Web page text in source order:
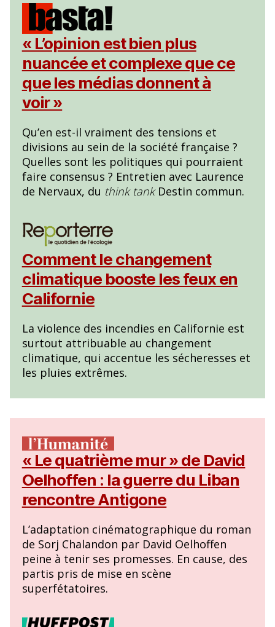
« L’opinion est bien plus
nuancée et complexe que ce
que les médias donnent à
voir »
Qu’en est-il vraiment des tensions et
divisions au sein de la société française ?
Quelles sont les politiques qui pourraient
faire consensus ? Entretien avec Laurence
de Nervaux, du think tankDestin commun.
Comment le changement
climatique booste les feux en
Californie
La violence des incendies en Californie est
surtout attribuable au changement
climatique, qui accentue les sécheresses et
les pluies extrêmes.
« Le quatrième mur » de David
Oelhoffen : la guerre du Liban
rencontre Antigone
L’adaptation cinématographique du roman
de Sorj Chalandon par David Oelhoffen
peine à tenir ses promesses. En cause, des
partis pris de mise en scène
superfétatoires.